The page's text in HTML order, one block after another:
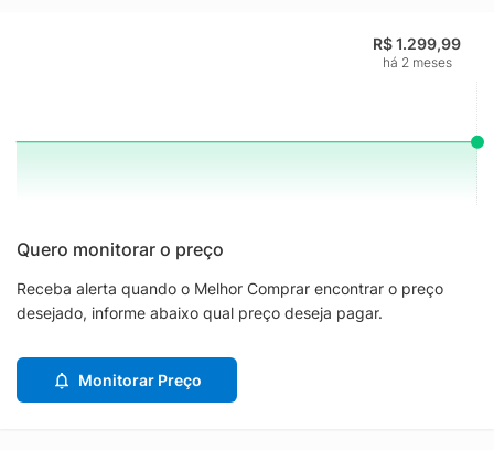
R$ 1.299,99
há 2 meses
Quero monitorar o preço
Receba alerta quando o Melhor Comprar encontrar o preço
desejado, informe abaixo qual preço deseja pagar.
Monitorar Preço